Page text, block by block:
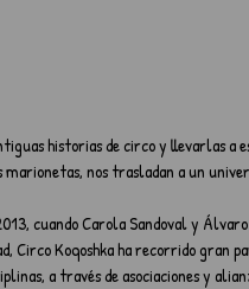
historias de circo y llevarlas a
nos trasladan a un
cuando Carola Sandoval y
Circo Koqoshka ha recorrido
a través de asociaciones y